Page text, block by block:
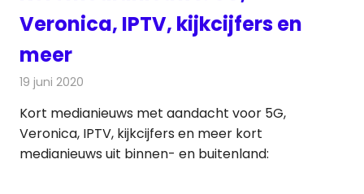
Veronica, IPTV, kijkcijfers en
meer
19 juni 2020
Kort medianieuws met aandacht voor 5G,
Veronica, IPTV, kijkcijfers en meer kort
medianieuws uit binnen- en buitenland: